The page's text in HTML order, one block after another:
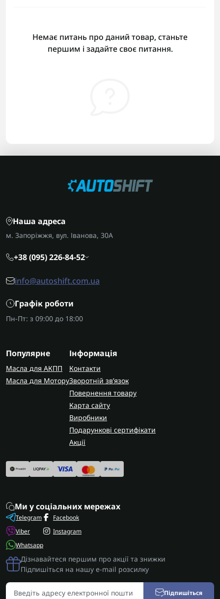
Немає питань про даний товар, станьте
першим і задайте своє питання.
Наша адреса
м. Запоріжжя, вул. Іванова, 30А
+38 (095) 226-84-52
info@autoshift.com.ua
Графік роботи
Пн-Пт: з 09:00 до 18:00
Популярне
Масла для АКПП
Масла для Мотору
Інформація
Контакти
Зворотній зв’язок
Повернення товару
Карта сайту
Виробники
Подарункові сертифікати
Акції
Ми у соціальних мережах
Telegram
Viber
Whatsapp
Facebook
Instagram
Дізнавайтеся першим про акції та знижки
Підпишіться на нашу e-mail розсилку
Підпишіться